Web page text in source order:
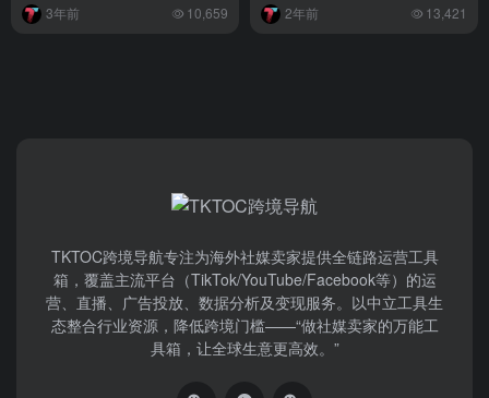
3年前 10,659 2年前 13,421
TKTOC跨境导航​专注为海外社媒卖家提供全链路运营工具
箱，覆盖主流平台（TikTok/YouTube/Facebook等）​的运
营、直播、广告投放、数据分析及变现服务。以中立工具生
态整合行业资源，降低跨境门槛——“做社媒卖家的万能工
具箱，让全球生意更高效。”